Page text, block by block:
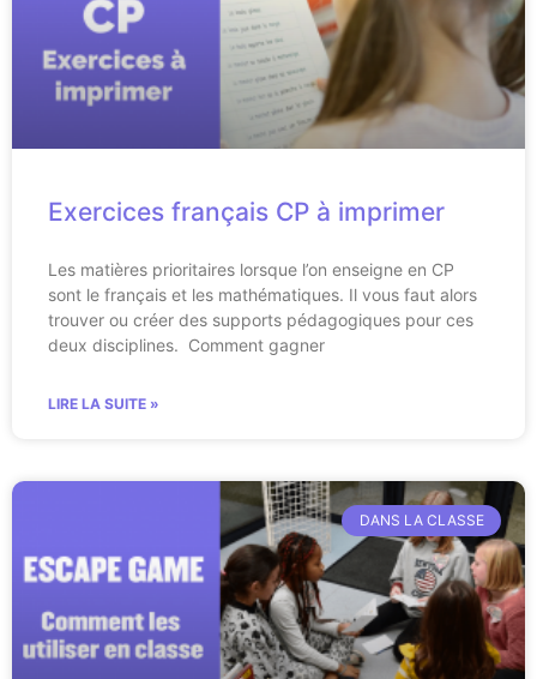
Exercices français CP à imprimer
Les matières prioritaires lorsque l’on enseigne en CP
sont le français et les mathématiques. Il vous faut alors
trouver ou créer des supports pédagogiques pour ces
deux disciplines. Comment gagner
LIRE LA SUITE »
DANS LA CLASSE